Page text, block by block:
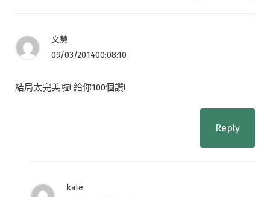
文慧
09/03/201400:08:10
結局太完美啦! 給你100個讚!
Reply
kate